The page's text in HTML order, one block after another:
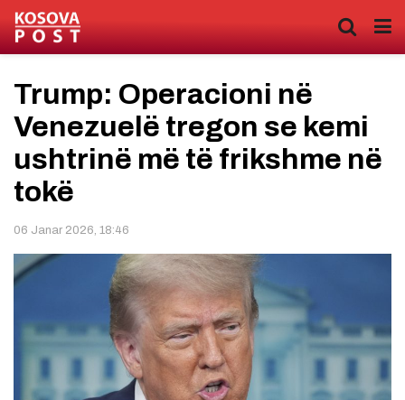
Trump: Operacioni në
Venezuelë tregon se kemi
ushtrinë më të frikshme në
tokë
06 Janar 2026, 18:46